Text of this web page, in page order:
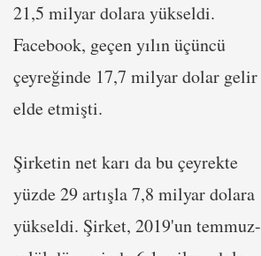
21,5 milyar dolara yükseldi.
Facebook, geçen yılın üçüncü
çeyreğinde 17,7 milyar dolar gelir
elde etmişti.
Şirketin net karı da bu çeyrekte
yüzde 29 artışla 7,8 milyar dolara
yükseldi. Şirket, 2019'un temmuz-